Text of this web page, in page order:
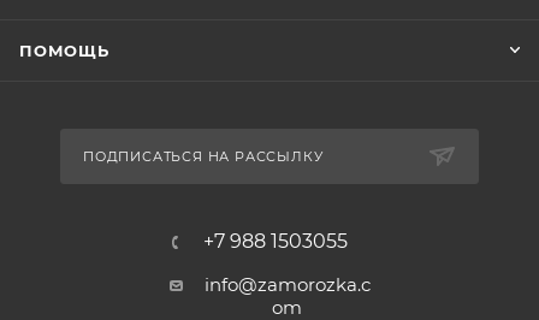
ПОМОЩЬ
ПОДПИСАТЬСЯ НА РАССЫЛКУ
+7 988 1503055
info@zamorozka.c
om